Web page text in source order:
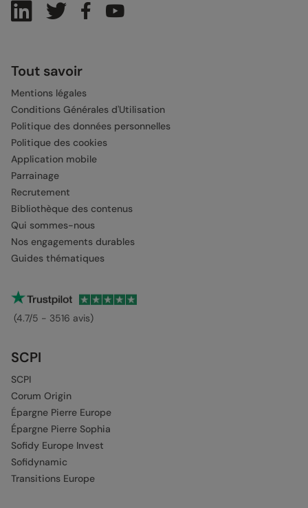
Tout savoir
Mentions légales
Conditions Générales d'Utilisation
Politique des données personnelles
Politique des cookies
Application mobile
Parrainage
Recrutement
Bibliothèque des contenus
Qui sommes-nous
Nos engagements durables
Guides thématiques
(4.7/5 - 3516 avis)
SCPI
SCPI
Corum Origin
Épargne Pierre Europe
Épargne Pierre Sophia
Sofidy Europe Invest
Sofidynamic
Transitions Europe